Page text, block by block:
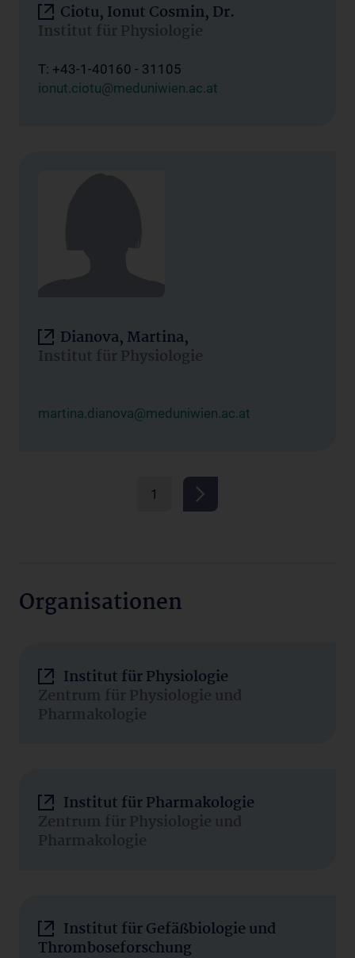
Ciotu, Ionut Cosmin, Dr.
Institut für Physiologie
T: +43-1-40160 - 31105
ionut.ciotu@meduniwien.ac.at
Dianova, Martina,
Institut für Physiologie
martina.dianova@meduniwien.ac.at
1
Organisationen
Institut für Physiologie
Zentrum für Physiologie und
Pharmakologie
Institut für Pharmakologie
Zentrum für Physiologie und
Pharmakologie
Institut für Gefäßbiologie und
Thromboseforschung